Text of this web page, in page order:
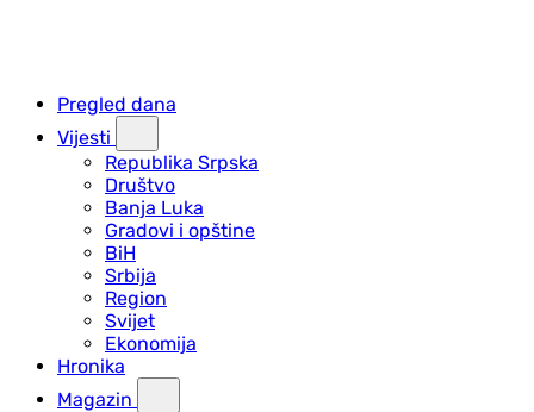
Pregled dana
Vijesti
Republika Srpska
Društvo
Banja Luka
Gradovi i opštine
BiH
Srbija
Region
Svijet
Ekonomija
Hronika
Magazin